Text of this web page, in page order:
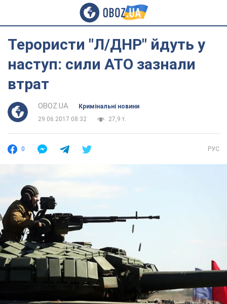
Терористи "Л/ДНР" йдуть у
наступ: сили АТО зазнали
втрат
OBOZ.UA
Кримінальні новини
29.06.2017 08:32
27,9 т.
0 РУС